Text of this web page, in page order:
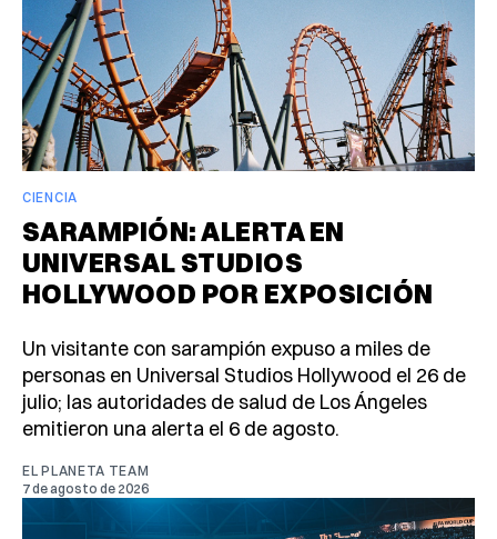
CIENCIA
SARAMPIÓN: ALERTA EN
UNIVERSAL STUDIOS
HOLLYWOOD POR EXPOSICIÓN
Un visitante con sarampión expuso a miles de
personas en Universal Studios Hollywood el 26 de
julio; las autoridades de salud de Los Ángeles
emitieron una alerta el 6 de agosto.
EL PLANETA TEAM
7 de agosto de 2026